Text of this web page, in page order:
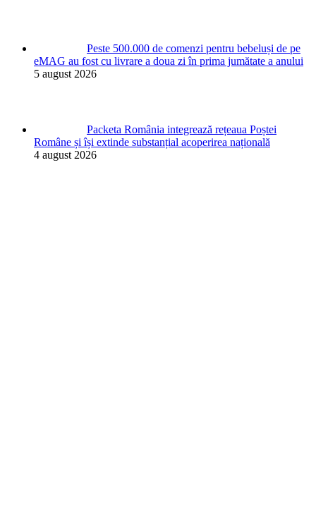
Peste 500.000 de comenzi pentru bebeluși de pe
eMAG au fost cu livrare a doua zi în prima jumătate a anului
5 august 2026
Packeta România integrează rețeaua Poștei
Române și își extinde substanțial acoperirea națională
4 august 2026